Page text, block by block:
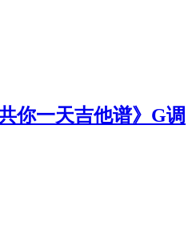
你一天吉他谱》G调